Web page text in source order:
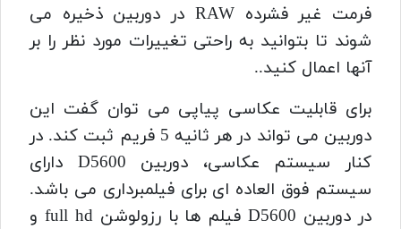
فرمت غیر فشرده RAW در دوربین ذخیره می
شوند تا بتوانید به راحتی تغییرات مورد نظر را بر
آنها اعمال کنید..
برای قابلیت عکاسی پیاپی می توان گفت این
دوربین می تواند در هر ثانیه 5 فریم ثبت کند. در
کنار سیستم عکاسی، دوربین D5600
دارای
سیستم فوق العاده ای برای فیلمبرداری می باشد.
در دوربین D5600
فیلم ها با رزولوشن full hd و